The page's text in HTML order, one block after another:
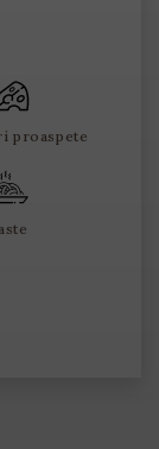
proaspete